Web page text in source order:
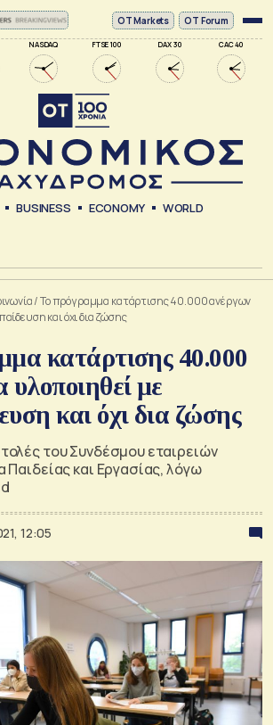
NASDAQ FTSE 100 DAX 30 CAC 40
ΟΤ Markets OT Forum
BUSINESS ECONOMY WORLD
/Το πρόγραμμα κατάρτισης 40.000 ανέργων
και όχι δια ζώσης
κατάρτισης 40.000
υλοποιηθεί με
και όχι δια ζώσης
του Συνδέσμου εταιρειών
Παιδείας και Εργασίας, λόγω
12:05